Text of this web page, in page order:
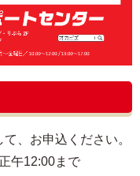
、お申込ください。
午12:00まで